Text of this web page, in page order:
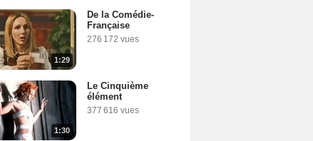
1:29
De la Comédie-
Française
276 172 vues
1:30
Le Cinquième
élément
377 616 vues